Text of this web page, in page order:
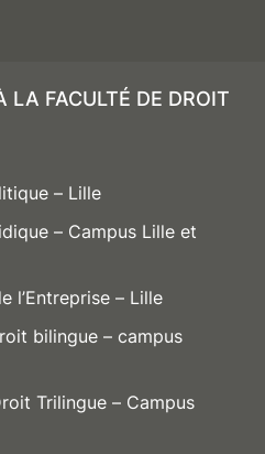
LA FACULTÉ DE DROIT
– Lille
– Campus Lille et
l’Entreprise – Lille
bilingue – campus
Trilingue – Campus